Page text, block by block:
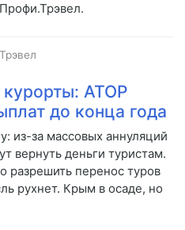
АТОР
до конца года
из-за массовых аннуляций
вернуть деньги туристам.
разрешить перенос туров
рухнет. Крым в осаде, но